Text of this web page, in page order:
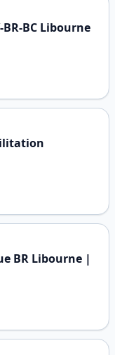
BC Libourne
BR Libourne |